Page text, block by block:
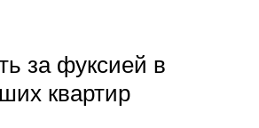
за фуксией в
квартир